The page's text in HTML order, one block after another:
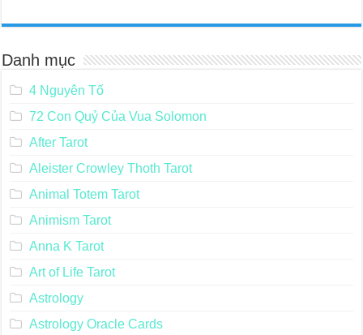
Danh mục
4 Nguyên Tố
72 Con Quỷ Của Vua Solomon
After Tarot
Aleister Crowley Thoth Tarot
Animal Totem Tarot
Animism Tarot
Anna K Tarot
Art of Life Tarot
Astrology
Astrology Oracle Cards